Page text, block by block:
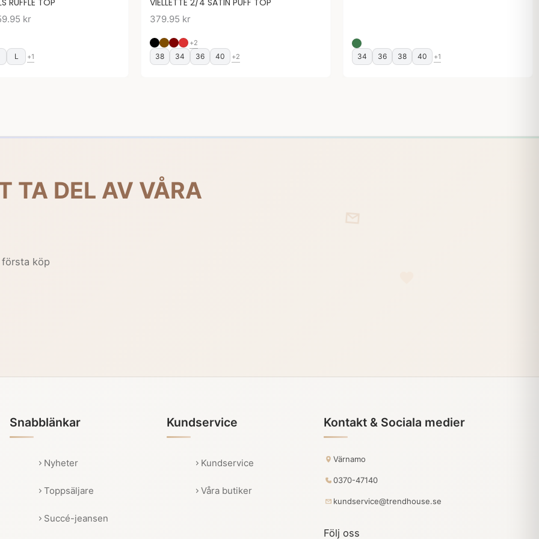
kr
L +1
379.95 kr
+2
38 34 36 40 +2 34 36 38 40 +1
TA DEL AV VÅRA
första köp
Snabblänkar
Nyheter
Toppsäljare
Succé-jeansen
Kundservice
Kundservice
Våra butiker
Kontakt & Sociala medier
Värnamo
0370-47140
kundservice@trendhouse.se
Följ oss